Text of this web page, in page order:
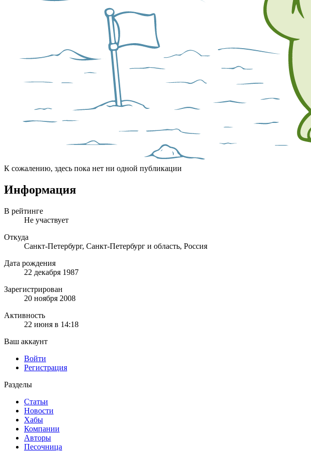
К сожалению, здесь пока нет ни одной публикации
Информация
В рейтинге
Не участвует
Откуда
Санкт-Петербург, Санкт-Петербург и область, Россия
Дата рождения
22 декабря 1987
Зарегистрирован
20 ноября 2008
Активность
22 июня в 14:18
Ваш аккаунт
Войти
Регистрация
Разделы
Статьи
Новости
Хабы
Компании
Авторы
Песочница